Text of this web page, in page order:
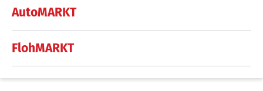
AutoMARKT
FlohMARKT